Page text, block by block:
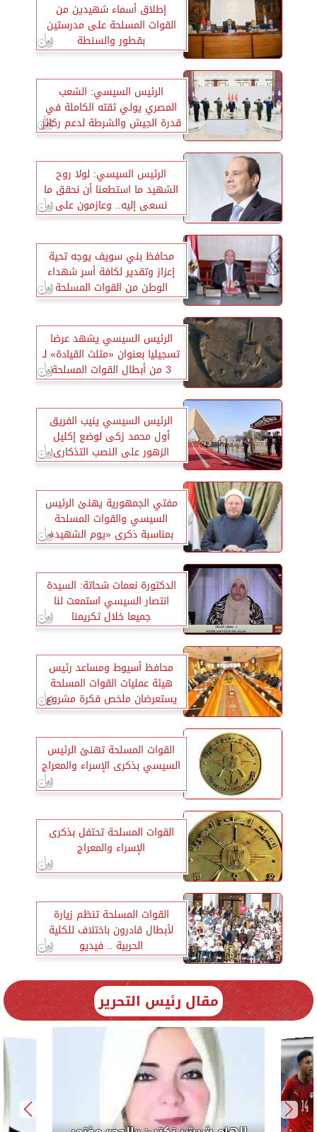
إطلاق أسماء شهيدين من
القوات المسلحة على مدرستين
بقطور والسنطة
الرئيس السيسي: الشعب
المصري يولي ثقته الكاملة في
قدرة الجيش والشرطة لدعم ركائز
البناء والاستقرار والتنمية
الرئيس السيسي: لولا روح
الشهيد ما استطعنا أن نحقق ما
نسعى إليه.. وعازمون على
استكمال مسيرة العطاء
محافظ بني سويف يوجه تحية
إعزاز وتقدير لكافة أسر شهداء
الوطن من القوات المسلحة
والشرطة في ذكرى «يوم
الرئيس السيسي يشهد عرضا
تسجيليا بعنوان «مثلث القيادة» لـ
3 من أبطال القوات المسلحة
الرئيس السيسي ينيب الفريق
أول محمد زكى لوضع إكليل
الزهور على النصب التذكارى
لشهداء القوات المسلحة
مفتي الجمهورية يهنئ الرئيس
السيسي والقوات المسلحة
بمناسبة ذكرى «يوم الشهيد»
الدكتورة نعمات شحاتة: السيدة
انتصار السيسي استمعت لنا
جميعا خلال تكريمنا
محافظ أسيوط ومساعد رئيس
هيئة عمليات القوات المسلحة
يستعرضان ملخص فكرة مشروع
«صقر 112»
القوات المسلحة تهنئ الرئيس
السيسي بذكرى الإسراء والمعراج
القوات المسلحة تحتفل بذكرى
الإسراء والمعراج
القوات المسلحة تنظم زيارة
لأبطال قادرون باختلاف للكلية
الحربية .. فيديو
مقال رئيس التحرير